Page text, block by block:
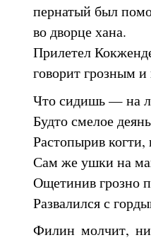
пернатый был
во дворце хана.
Прилетел
говорит грозным
Что сидишь — на
Будто смелое
Растопырив
Сам же ушки на
Ощетинив грозно
Развалился с
Филин молчит,